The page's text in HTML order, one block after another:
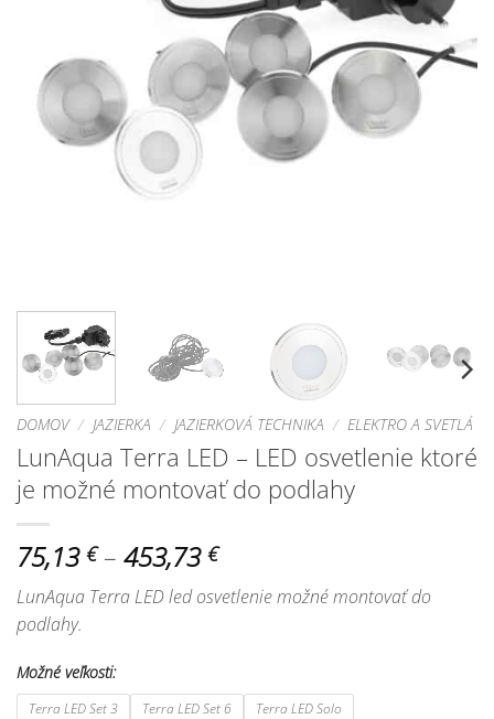
DOMOV / JAZIERKA / JAZIERKOVÁ TECHNIKA / ELEKTRO A SVETLÁ
LunAqua Terra LED – LED osvetlenie ktoré
je možné montovať do podlahy
75,13 € – 453,73 €Price
range:
75,13 €
LunAqua Terra LED led osvetlenie možné montovať do
podlahy.
Možné veľkosti:
Terra LED Set 3 Terra LED Set 6 Terra LED Solo